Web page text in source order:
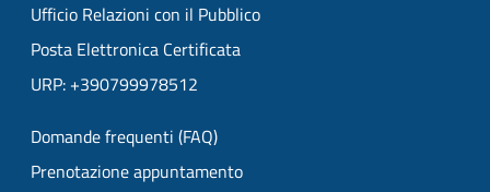
Ufficio Relazioni con il Pubblico
Posta Elettronica Certificata
URP: +390799978512
Domande frequenti (FAQ)
Prenotazione appuntamento